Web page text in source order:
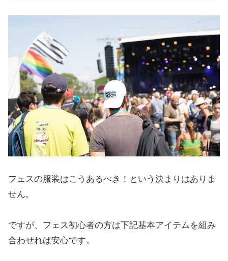
フェスの服装はこうあるべき！という決まりはありま
せん。
ですが、フェス初心者の方は下記基本アイテムを組み
合わせれば安心です。